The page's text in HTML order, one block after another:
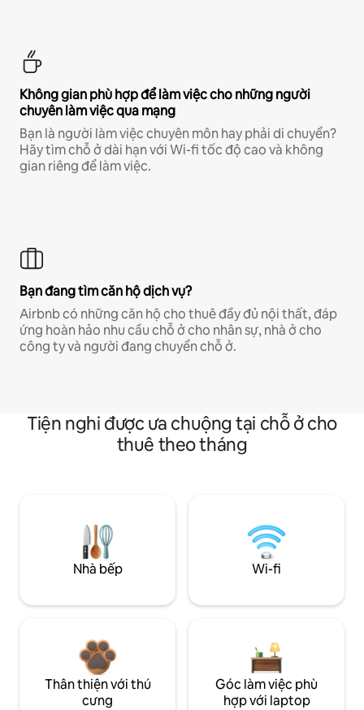
Không gian phù hợp để làm việc cho những người
chuyên làm việc qua mạng
Bạn là người làm việc chuyên môn hay phải di chuyển?
Hãy tìm chỗ ở dài hạn với Wi-fi tốc độ cao và không
gian riêng để làm việc.
Bạn đang tìm căn hộ dịch vụ?
Airbnb có những căn hộ cho thuê đầy đủ nội thất, đáp
ứng hoàn hảo nhu cầu chỗ ở cho nhân sự, nhà ở cho
công ty và người đang chuyển chỗ ở.
Tiện nghi được ưa chuộng tại chỗ ở cho
thuê theo tháng
Nhà bếp Wi-fi
Thân thiện với thú
cưng
Góc làm việc phù
hợp với laptop